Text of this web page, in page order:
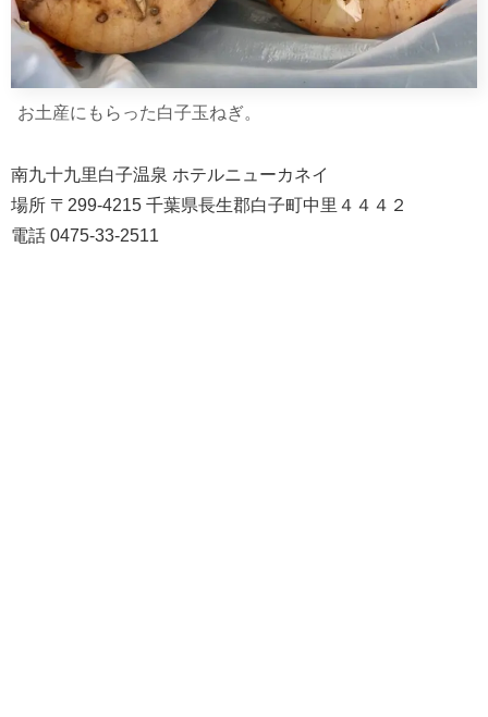
お土産にもらった白子玉ねぎ。
南九十九里白子温泉 ホテルニューカネイ
場所 〒299-4215 千葉県長生郡白子町中里４４４２
電話 0475-33-2511